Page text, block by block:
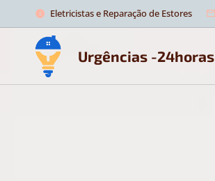
Eletricistas e Reparação de Estores
Urgências -24horas